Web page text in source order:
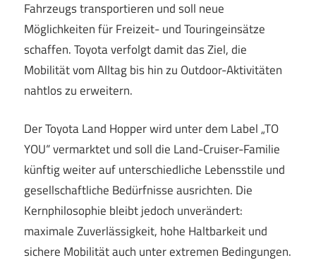
Fahrzeugs transportieren und soll neue
Möglichkeiten für Freizeit- und Touringeinsätze
schaffen. Toyota verfolgt damit das Ziel, die
Mobilität vom Alltag bis hin zu Outdoor-Aktivitäten
nahtlos zu erweitern.
Der Toyota Land Hopper wird unter dem Label „TO
YOU“ vermarktet und soll die Land-Cruiser-Familie
künftig weiter auf unterschiedliche Lebensstile und
gesellschaftliche Bedürfnisse ausrichten. Die
Kernphilosophie bleibt jedoch unverändert:
maximale Zuverlässigkeit, hohe Haltbarkeit und
sichere Mobilität auch unter extremen Bedingungen.